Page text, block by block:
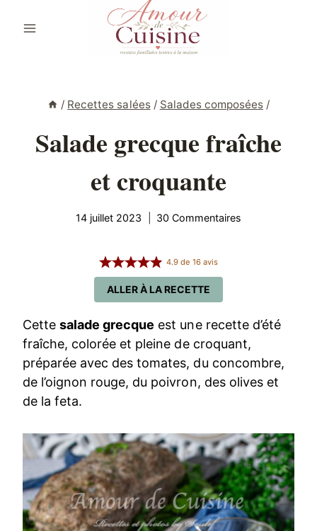
/ Recettes salées / Salades composées /
Salade grecque fraîche
et croquante
14 juillet 2023 30 Commentaires
ALLER À LA RECETTE
4.9de 16avis
Cettesalade grecque est une recette d’été
fraîche, colorée et pleine de croquant,
préparée avec des tomates, du concombre,
de l’oignon rouge, du poivron, des olives et
de la feta.